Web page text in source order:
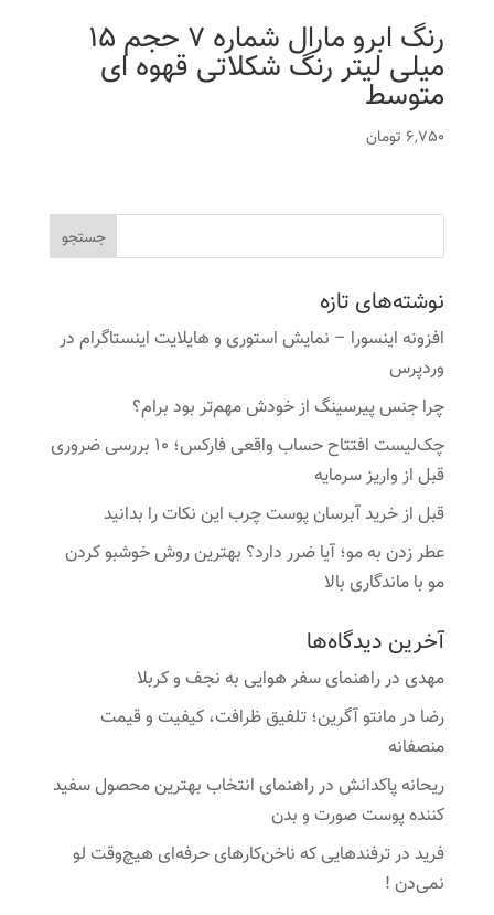
رنگ ابرو مارال شماره 7 حجم 15
میلی لیتر رنگ شکلاتی قهوه ای
متوسط
6,750 تومان
نوشته‌های تازه
افزونه اینسورا – نمایش استوری و هایلایت اینستاگرام در
وردپرس
چرا جنس پیرسینگ از خودش مهم‌تر بود برام؟
چک‌لیست افتتاح حساب واقعی فارکس؛ ۱۰ بررسی ضروری
قبل از واریز سرمایه
قبل از خرید آبرسان پوست چرب این نکات را بدانید
عطر زدن به مو؛ آیا ضرر دارد؟ بهترین روش خوشبو کردن
مو با ماندگاری بالا
آخرین دیدگاه‌ها
مهدیدرراهنمای سفر هوایی به نجف و کربلا
رضا درمانتو آگرین؛ تلفیق ظرافت، کیفیت و قیمت
منصفانه
ریحانه پاکدانشدرراهنمای انتخاب بهترین محصول سفید
کننده پوست صورت و بدن
فریددرترفندهایی که ناخن‌کارهای حرفه‌ای هیچ‌وقت لو
نمی‌دن !